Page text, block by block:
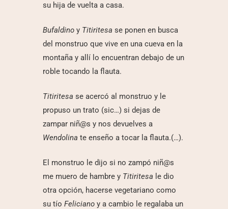
su hija de vuelta a casa.
Bufaldino y Titiritesa se ponen en busca
del monstruo que vive en una cueva en la
montaña y allí lo encuentran debajo de un
roble tocando la flauta.
Titiritesa se acercó al monstruo y le
propuso un trato (sic…) si dejas de
zampar niñ@s y nos devuelves a
Wendolina te enseño a tocar la flauta.(…).
El monstruo le dijo si no zampó niñ@s
me muero de hambre y Titiritesa le dio
otra opción, hacerse vegetariano como
su tío Feliciano y a cambio le regalaba un